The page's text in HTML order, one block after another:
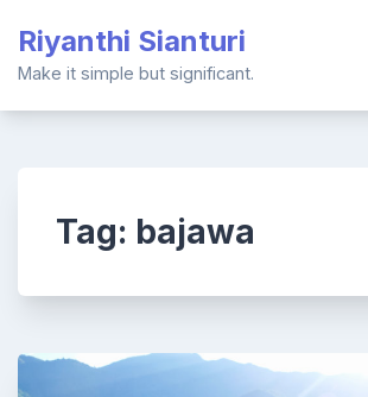
content
Riyanthi Sianturi
Make it simple but significant.
Tag: bajawa